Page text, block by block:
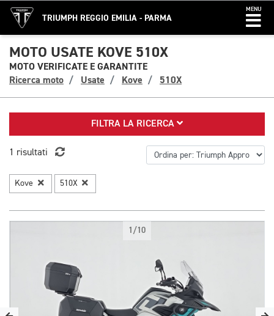
TRIUMPH REGGIO EMILIA - PARMA
MENU
MOTO USATE KOVE 510X
MOTO VERIFICATE E GARANTITE
Ricerca moto
Usate Kove 510X
FILTRA LA RICERCA
1 risultati
Kove 510X
1/10